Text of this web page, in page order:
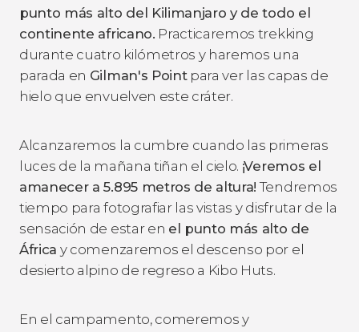
punto más alto del Kilimanjaro y de todo el
continente africano. Practicaremos trekking
durante cuatro kilómetros y haremos una
parada en Gilman's Pointpara ver las capas de
hielo que envuelven este cráter.
Alcanzaremos la cumbre cuando las primeras
luces de la mañana tiñan el cielo. ¡Veremos el
amanecer a 5.895 metros de altura! Tendremos
tiempo para fotografiar las vistas y disfrutar de la
sensación de estar en el punto más alto de
África y comenzaremos el descenso por el
desierto alpino de regreso a Kibo Huts.
En el campamento, comeremos y